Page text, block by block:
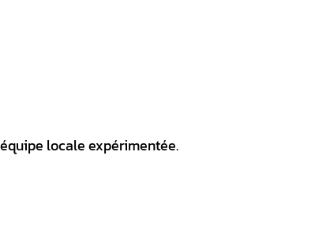
locale expérimentée.